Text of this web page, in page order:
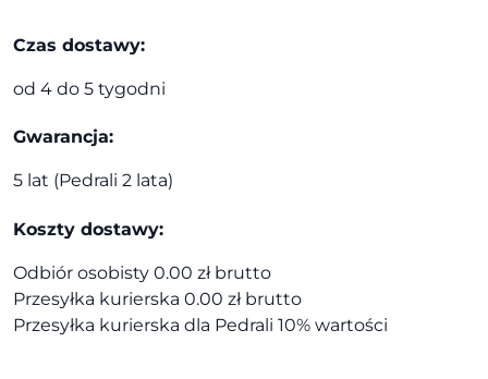
Vank
Czas dostawy:
od 4 do 5 tygodni
Gwarancja:
5 lat (Pedrali 2 lata)
Koszty dostawy:
Odbiór osobisty 0.00 zł brutto
Przesyłka kurierska 0.00 zł brutto
Przesyłka kurierska dla Pedrali 10% wartości